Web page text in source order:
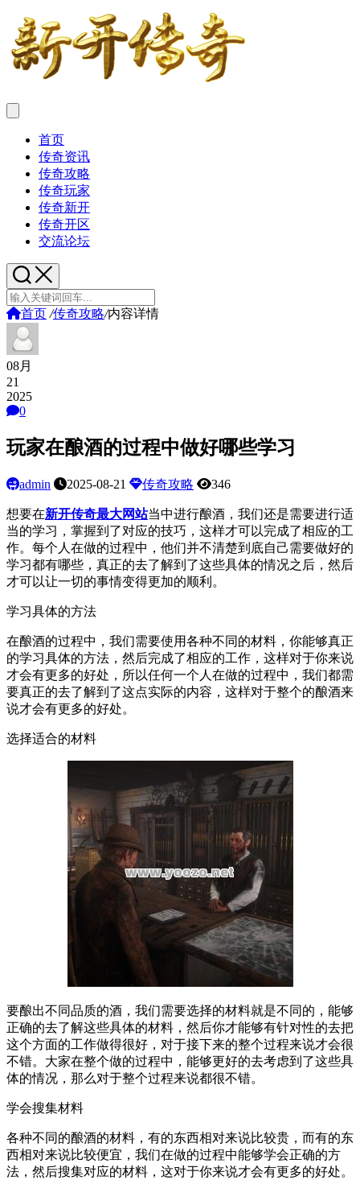
首页
传奇资讯
传奇攻略
传奇玩家
传奇新开
传奇开区
交流论坛
首页 /传奇攻略/内容详情
08月
21
2025
0
玩家在酿酒的过程中做好哪些学习
admin 2025-08-21 传奇攻略 346
想要在新开传奇最大网站当中进行酿酒，我们还是需要进行适
当的学习，掌握到了对应的技巧，这样才可以完成了相应的工
作。每个人在做的过程中，他们并不清楚到底自己需要做好的
学习都有哪些，真正的去了解到了这些具体的情况之后，然后
才可以让一切的事情变得更加的顺利。
学习具体的方法
在酿酒的过程中，我们需要使用各种不同的材料，你能够真正
的学习具体的方法，然后完成了相应的工作，这样对于你来说
才会有更多的好处，所以任何一个人在做的过程中，我们都需
要真正的去了解到了这点实际的内容，这样对于整个的酿酒来
说才会有更多的好处。
选择适合的材料
要酿出不同品质的酒，我们需要选择的材料就是不同的，能够
正确的去了解这些具体的材料，然后你才能够有针对性的去把
这个方面的工作做得很好，对于接下来的整个过程来说才会很
不错。大家在整个做的过程中，能够更好的去考虑到了这些具
体的情况，那么对于整个过程来说都很不错。
学会搜集材料
各种不同的酿酒的材料，有的东西相对来说比较贵，而有的东
西相对来说比较便宜，我们在做的过程中能够学会正确的方
法，然后搜集对应的材料，这对于你来说才会有更多的好处。